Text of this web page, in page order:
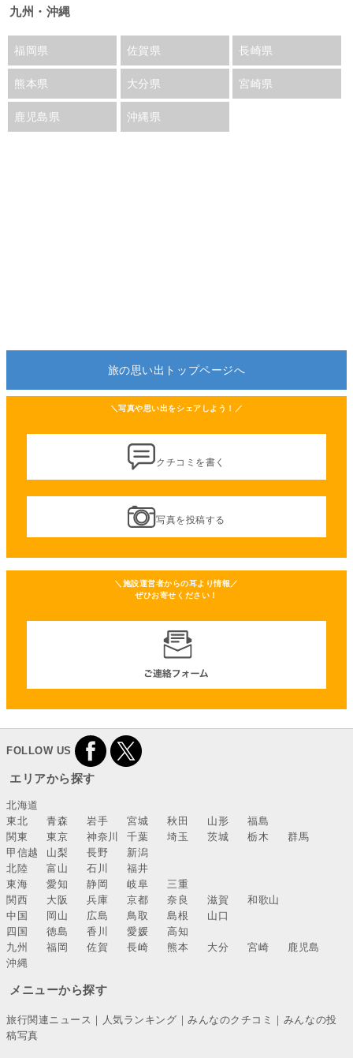
九州・沖縄
福岡県 佐賀県 長崎県
熊本県 大分県 宮崎県
鹿児島県 沖縄県
旅の思い出トップページへ
＼写真や思い出をシェアしよう！／
クチコミを書く
写真を投稿する
＼施設運営者からの耳より情報／
ぜひお寄せください！
FOLLOW US
エリアから探す
北海道
東北
青森 岩手 宮城 秋田 山形
福島
関東
東京 神奈川 千葉 埼玉 茨城 栃木
群馬
甲信越
山梨 長野
新潟
北陸
富山 石川
福井
東海
愛知 静岡 岐阜
三重
関西
大阪 兵庫 京都 奈良 滋賀
和歌山
中国
岡山 広島 鳥取 島根
山口
四国
徳島 香川 愛媛
高知
九州
福岡 佐賀 長崎 熊本 大分 宮崎
鹿児島
沖縄
メニューから探す
旅行関連ニュース ｜ 人気ランキング ｜みんなのクチコミ ｜ みんなの投
稿写真